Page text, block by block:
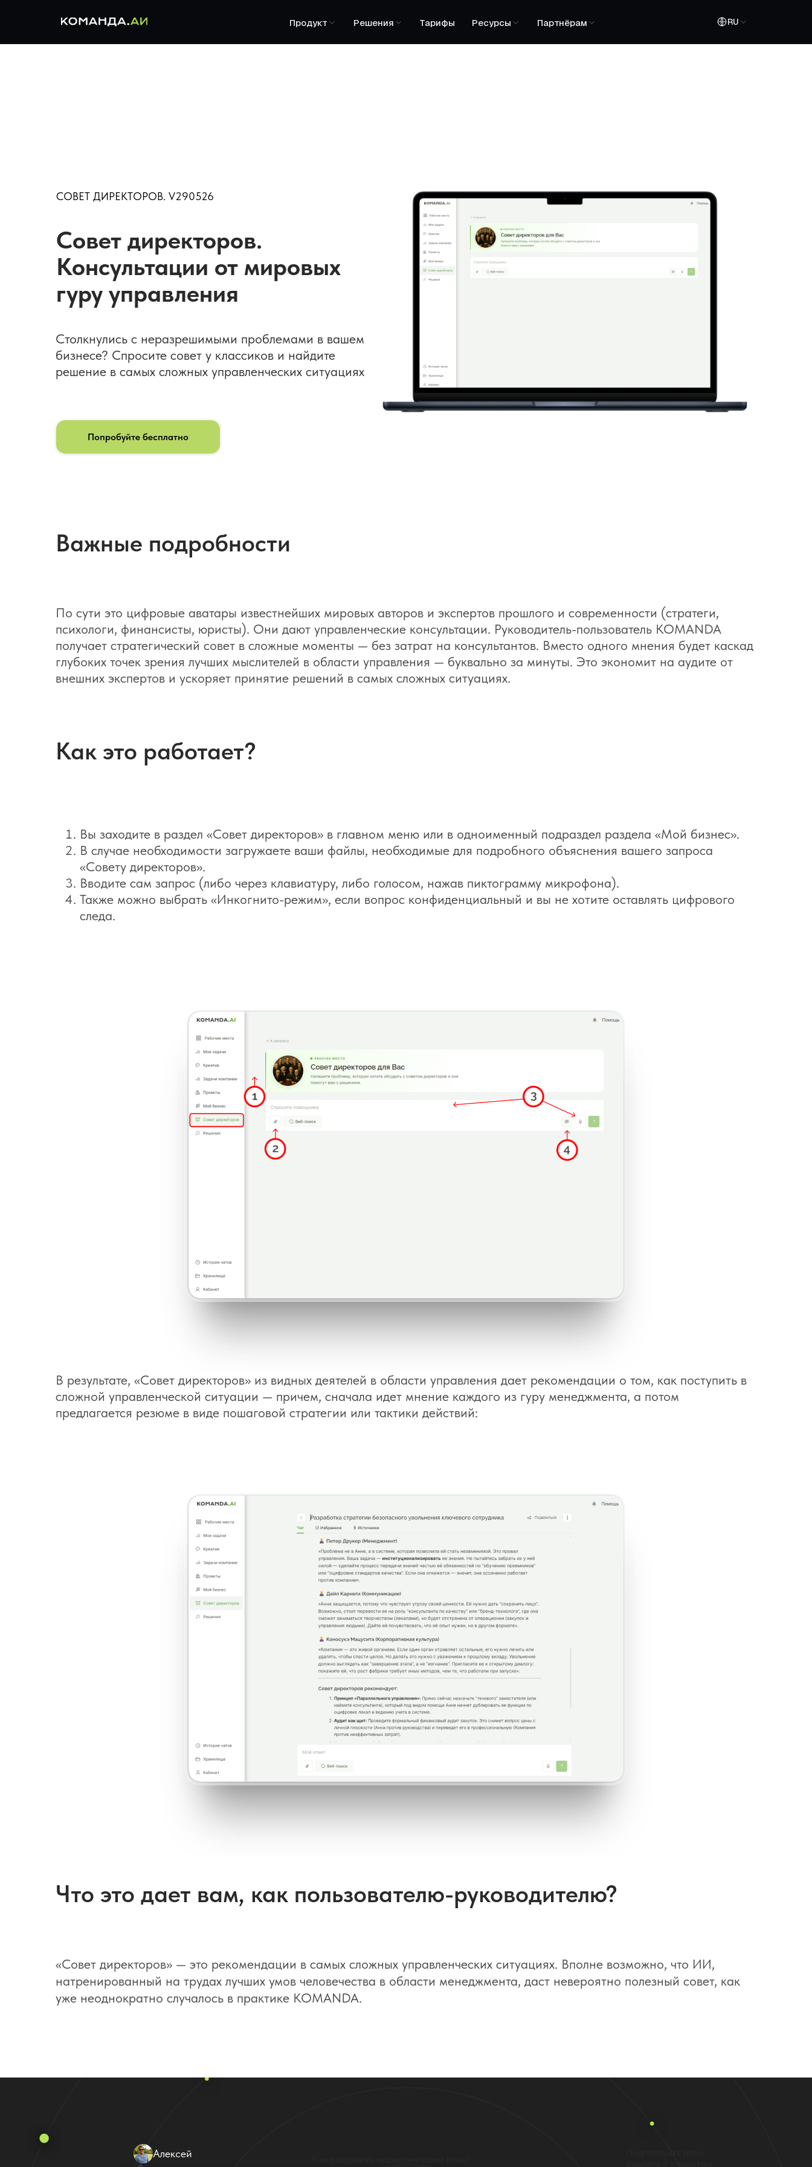
Продукт Решения Тарифы Ресурсы Партнёрам RU
СОВЕТ ДИРЕКТОРОВ. V290526
Совет директоров.
Консультации от мировых
гуру управления
Столкнулись с неразрешимыми проблемами в вашем
бизнесе? Спросите совет у классиков и найдите
решение в самых сложных управленческих ситуациях
Попробуйте бесплатно
Важные подробности
По сути это цифровые аватары известнейших мировых авторов и экспертов прошлого и современности (стратеги,
психологи, финансисты, юристы). Они дают управленческие консультации. Руководитель-пользователь KOMANDA
получает стратегический совет в сложные моменты — без затрат на консультантов. Вместо одного мнения будет каскад
глубоких точек зрения лучших мыслителей в области управления — буквально за минуты. Это экономит на аудите от
внешних экспертов и ускоряет принятие решений в самых сложных ситуациях.
Как это работает?
Вы заходите в раздел «Совет директоров» в главном меню или в одноименный подраздел раздела «Мой бизнес».
В случае необходимости загружаете ваши файлы, необходимые для подробного объяснения вашего запроса
«Совету директоров».
Вводите сам запрос (либо через клавиатуру, либо голосом, нажав пиктограмму микрофона).
Также можно выбрать «Инкогнито-режим», если вопрос конфиденциальный и вы не хотите оставлять цифрового
следа.
В результате, «Совет директоров» из видных деятелей в области управления дает рекомендации о том, как поступить в
сложной управленческой ситуации — причем, сначала идет мнение каждого из гуру менеджмента, а потом
предлагается резюме в виде пошаговой стратегии или тактики действий:
Что это дает вам, как пользователю-руководителю?
«Совет директоров» — это рекомендации в самых сложных управленческих ситуациях. Вполне возможно, что ИИ,
натренированный на трудах лучших умов человечества в области менеджмента, даст невероятно полезный совет, как
уже неоднократно случалось в практике KOMANDA.
Алексей